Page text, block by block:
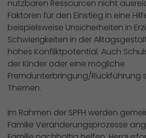
nutzbaren Ressourcen nicht
Faktoren für den Einstieg in eine
beispielsweise Unsicherheiten in
Schwierigkeiten in der
hohes Konfliktpotential. Auch
der Kinder oder eine mögliche
Fremdunterbringung/Rückführung
Themen.
Im Rahmen der SPFH werden
Familie Veränderungsprozesse